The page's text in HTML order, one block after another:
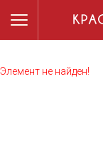
Элемент не найден!